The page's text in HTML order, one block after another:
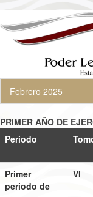
Febrero 2025
PRIMER AÑO DE
Periodo
Primer
periodo de
VI